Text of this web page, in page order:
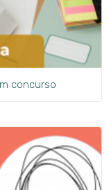
concurso